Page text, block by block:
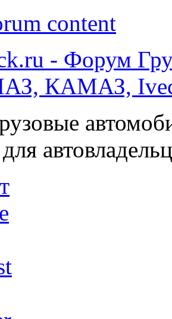
content
- Форум
КАМАЗ,